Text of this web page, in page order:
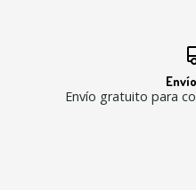
Envío gratuito para